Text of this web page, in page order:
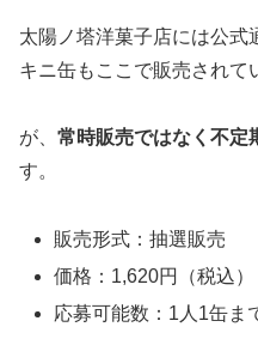
太陽ノ塔洋菓子店には公式
キニ缶もここで販売されて
が、 常時販売ではなく不定
す。
販売形式：抽選販売
価格：1,620円（税込）
応募可能数：1人1缶ま